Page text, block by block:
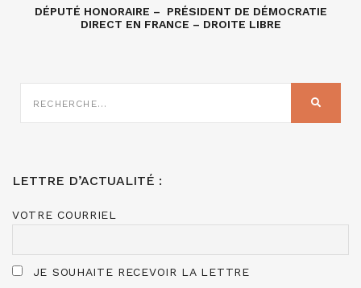
DÉPUTÉ HONORAIRE – PRÉSIDENT DE DÉMOCRATIE
DIRECT EN FRANCE – DROITE LIBRE
SUR
LETTRE D’ACTUALITÉ :
VOTRE COURRIEL
JE SOUHAITE RECEVOIR LA LETTRE